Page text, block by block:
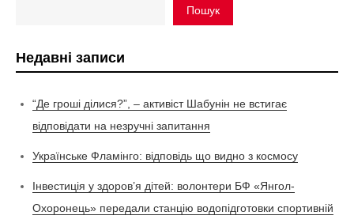
Пошук
Недавні записи
“Де гроші ділися?”, – активіст Шабунін не встигає
відповідати на незручні запитання
Українське Фламінго: відповідь що видно з космосу
Інвестиція у здоров’я дітей: волонтери БФ «Янгол-
Охоронець» передали станцію водопідготовки спортивній